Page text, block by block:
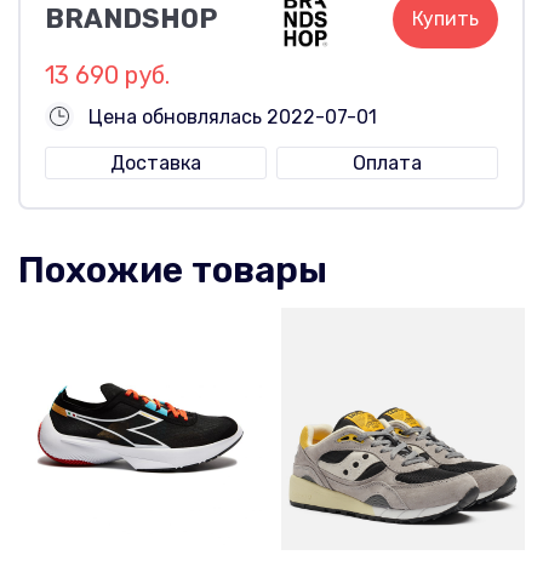
BRANDSHOP Купить
13 690 руб.
Цена обновлялась 2022-07-01
Доставка
Оплата
Похожие товары